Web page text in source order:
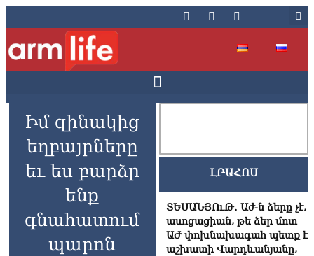
Իմ զինակից
եղբայրները
եւ ես բարձր
ենք
գնահատում
պարոն
ԼՐԱՀՈՍ
ՏԵՍԱՆՅՈւԹ․ Աժ-ն ձերը չէ,
ասոցացիան, թե ձեր մոտ
ԱԺ փոխնախագահ պետք է
աշխատի Վարդևանյանը,